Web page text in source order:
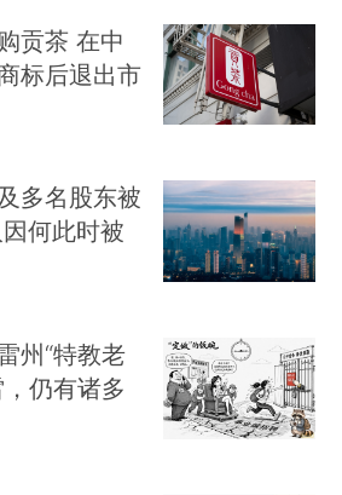
贡茶 在中
标后退出市
多名股东被
何此时被
州“特教老
仍有诸多